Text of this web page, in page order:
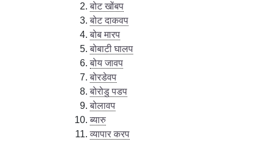
बोट खोंबप
बोट दाकवप
बोब मारप
बोबाटी घालप
बोय जावप
बोरडेवप
बोरोडु पडप
बोलावप
ब्यारु
व्यापार करप